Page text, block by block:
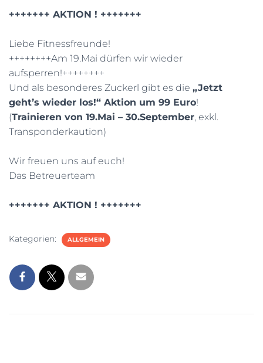
+++++++ AKTION ! +++++++
Liebe Fitnessfreunde!
++++++++Am 19.Mai dürfen wir wieder
aufsperren!++++++++
Und als besonderes Zuckerl gibt es die „Jetzt
geht’s wieder los!“ Aktion um 99 Euro!
(Trainieren von 19.Mai – 30.September, exkl.
Transponderkaution)
Wir freuen uns auf euch!
Das Betreuerteam
+++++++ AKTION ! +++++++
Kategorien: ALLGEMEIN